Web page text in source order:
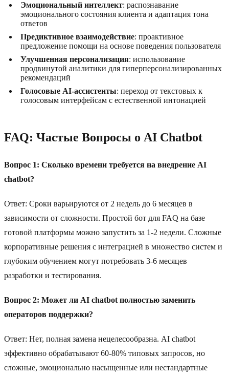
Эмоциональный интеллект: распознавание
эмоционального состояния клиента и адаптация тона
ответов
Предиктивное взаимодействие: проактивное
предложение помощи на основе поведения пользователя
Улучшенная персонализация: использование
продвинутой аналитики для гиперперсонализированных
рекомендаций
Голосовые AI-ассистенты: переход от текстовых к
голосовым интерфейсам с естественной интонацией
FAQ: Частые Вопросы о AI Chatbot
Вопрос 1: Сколько времени требуется на внедрение AI
chatbot?
Ответ: Сроки варьируются от 2 недель до 6 месяцев в
зависимости от сложности. Простой бот для FAQ на базе
готовой платформы можно запустить за 1-2 недели. Сложные
корпоративные решения с интеграцией в множество систем и
глубоким обучением могут потребовать 3-6 месяцев
разработки и тестирования.
Вопрос 2: Может ли AI chatbot полностью заменить
операторов поддержки?
Ответ: Нет, полная замена нецелесообразна. AI chatbot
эффективно обрабатывают 60-80% типовых запросов, но
сложные, эмоционально насыщенные или нестандартные